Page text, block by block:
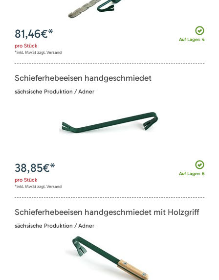
Auf Lager: 4
81,46€*
pro Stück
*inkl. MwSt zzgl. Versand
Schieferhebeeisen handgeschmiedet
sächsische Produktion / Adner
Auf Lager: 6
38,85€*
pro Stück
*inkl. MwSt zzgl. Versand
Schieferhebeeisen handgeschmiedet mit Holzgriff
sächsische Produktion / Adner